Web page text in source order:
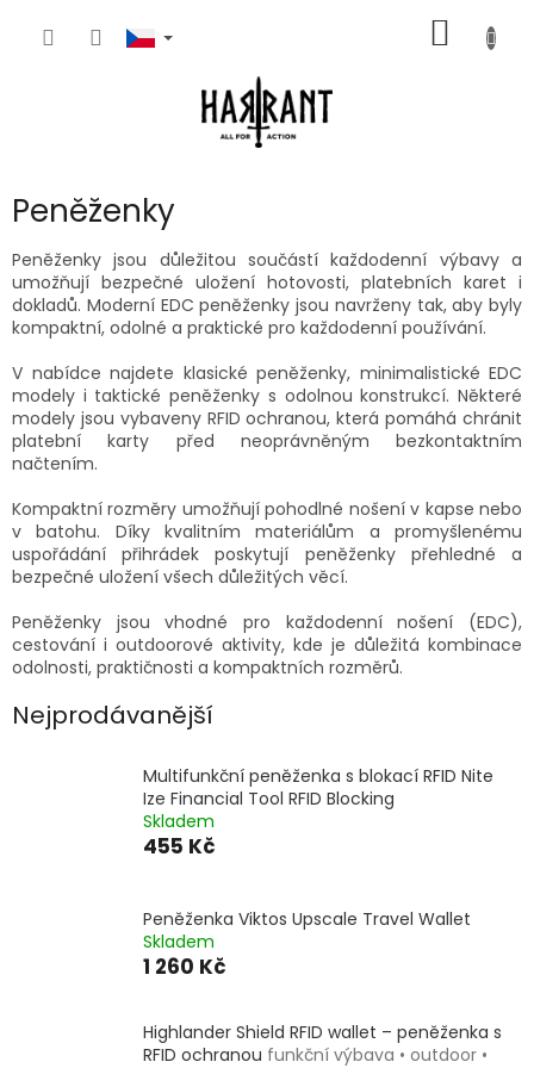
KOŠÍK
Peněženky
Peněženky jsou důležitou součástí každodenní výbavy a
umožňují bezpečné uložení hotovosti, platebních karet i
dokladů. Moderní EDC peněženky jsou navrženy tak, aby byly
kompaktní, odolné a praktické pro každodenní používání.
V nabídce najdete klasické peněženky, minimalistické EDC
modely i taktické peněženky s odolnou konstrukcí. Některé
modely jsou vybaveny RFID ochranou, která pomáhá chránit
platební karty před neoprávněným bezkontaktním
načtením.
Kompaktní rozměry umožňují pohodlné nošení v kapse nebo
v batohu. Díky kvalitním materiálům a promyšlenému
uspořádání přihrádek poskytují peněženky přehledné a
bezpečné uložení všech důležitých věcí.
Peněženky jsou vhodné pro každodenní nošení (EDC),
cestování i outdoorové aktivity, kde je důležitá kombinace
odolnosti, praktičnosti a kompaktních rozměrů.
Nejprodávanější
Multifunkční peněženka s blokací RFID Nite
Ize Financial Tool RFID Blocking
Skladem
455 Kč
Peněženka Viktos Upscale Travel Wallet
Skladem
1 260 Kč
Highlander Shield RFID wallet – peněženka s
RFID ochranou funkční výbava • outdoor •